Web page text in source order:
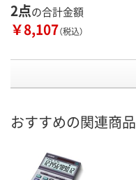
2点の合計金額
￥8,107（税込）
おすすめの関連商品